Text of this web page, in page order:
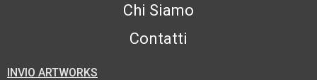
Chi Siamo
Contatti
INVIO ARTWORKS